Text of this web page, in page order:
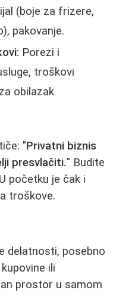
(boje za frizere,
pakovanje.
Porezi i
troškovi
obilazak
"Privatni biznis
presvlačiti." Budite
početku je čak i
troškove.
delatnosti, posebno
ili
prostor u samom